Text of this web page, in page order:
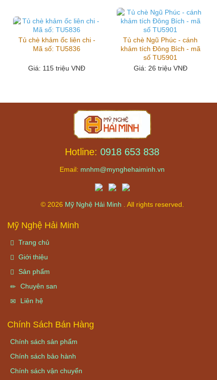
Tủ chè khảm ốc liên chi -
Mã số: TU5836
Giá: 115 triệu VNĐ
Tủ chè Ngũ Phúc - cánh
khảm tích Đông Bích - mã
số TU5901
Giá: 26 triệu VNĐ
Hotline: 0918 653 838
Email: mnhm@mynghehaiminh.vn
© 2026 Mỹ Nghệ Hải Minh . All rights reserved.
Mỹ Nghệ Hải Minh
Trang chủ
Giới thiệu
Sản phẩm
Chuyên san
Liên hệ
Chính Sách Bán Hàng
Chính sách sản phẩm
Chính sách bảo hành
Chính sách vận chuyển